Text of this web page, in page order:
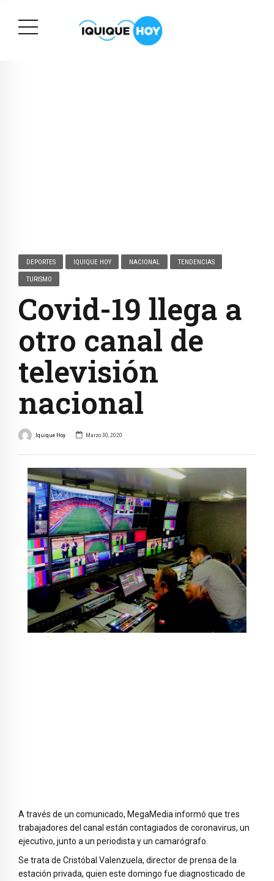
DEPORTES IQUIQUE HOY NACIONAL TENDENCIAS
TURISMO
Covid-19 llega a
otro canal de
televisión
nacional
Iquique Hoy Marzo 30, 2020
A través de un comunicado, MegaMedia informó que tres
trabajadores del canal están contagiados de coronavirus, un
ejecutivo, junto a un periodista y un camarógrafo.
Se trata de Cristóbal Valenzuela, director de prensa de la
estación privada, quien este domingo fue diagnosticado de